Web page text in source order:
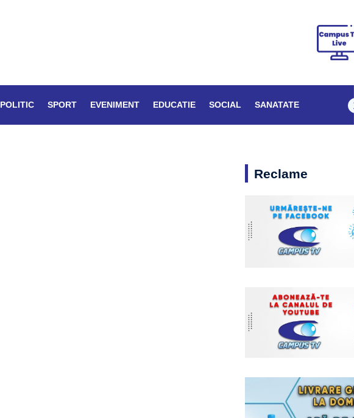
POLITIC SPORT EVENIMENT EDUCATIE SOCIAL SANATATE
Reclame